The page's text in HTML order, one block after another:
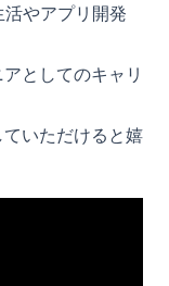
やアプリ開発
としてのキャリ
いただけると嬉